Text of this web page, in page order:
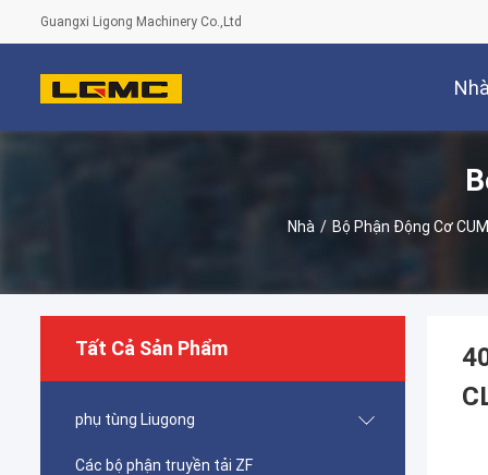
Guangxi Ligong Machinery Co.,Ltd
Nhà
Nhà / Bộ Phận Động Cơ
Tất Cả Sản Phẩm
phụ tùng Liugong
Các bộ phận truyền tải ZF